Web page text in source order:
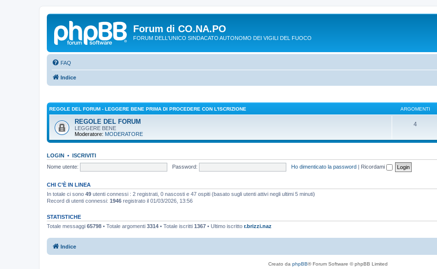
Forum di CO.NA.PO
FORUM DELL'UNICO SINDACATO AUTONOMO DEI VIGILI DEL FUOCO
FAQ
Indice
REGOLE DEL FORUM - LEGGERE BENE PRIMA DI PROCEDERE CON L'ISCRIZIONE ARGOMENTI
REGOLE DEL FORUM
LEGGERE BENE
Moderatore: MODERATORE
4
LOGIN • ISCRIVITI
Nome utente:
Password: Ho dimenticato la password | Ricordami
CHI C’È IN LINEA
In totale ci sono 49 utenti connessi : 2 registrati, 0 nascosti e 47 ospiti (basato sugli utenti attivi negli ultimi 5 minuti)
Record di utenti connessi: 1946 registrato il 01/03/2026, 13:56
STATISTICHE
Totale messaggi 65798 • Totale argomenti 3314 • Totale iscritti 1367 • Ultimo iscritto r.brizzi.naz
Indice
Creato da phpBB® Forum Software © phpBB Limited